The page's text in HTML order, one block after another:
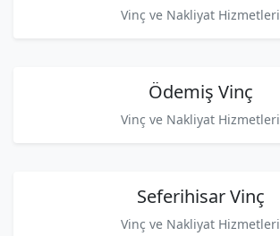
Vinç ve Nakliyat Hizmetleri
Ödemiş Vinç
Vinç ve Nakliyat Hizmetleri
Seferihisar Vinç
Vinç ve Nakliyat Hizmetleri